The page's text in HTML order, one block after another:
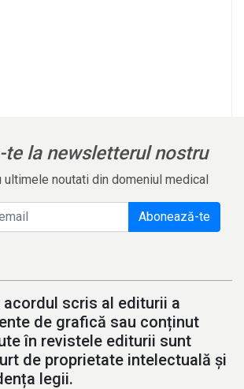
te la newsletterul nostru
ultimele noutati din domeniul medical
Abonează-te
acordul scris al editurii a
de grafică sau conținut
în revistele editurii sunt
de proprietate intelectuală și
legii.